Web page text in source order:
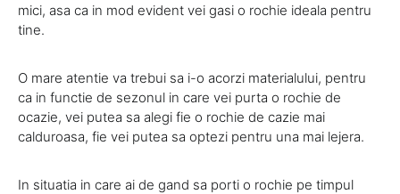
mici, asa ca in mod evident vei gasi o rochie ideala pentru
tine.
O mare atentie va trebui sa i-o acorzi materialului, pentru
ca in functie de sezonul in care vei purta o rochie de
ocazie, vei putea sa alegi fie o rochie de cazie mai
calduroasa, fie vei putea sa optezi pentru una mai lejera.
In situatia in care ai de gand sa porti o rochie pe timpul